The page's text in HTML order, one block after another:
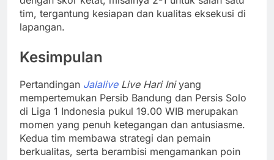
tim, tergantung kesiapan dan kualitas eksekusi di
lapangan.
Kesimpulan
Pertandingan JalaliveLive Hari Iniyang
mempertemukan Persib Bandung dan Persis Solo
di Liga 1 Indonesia pukul 19.00 WIB merupakan
momen yang penuh ketegangan dan antusiasme.
Kedua tim membawa strategi dan pemain
berkualitas, serta berambisi mengamankan poin